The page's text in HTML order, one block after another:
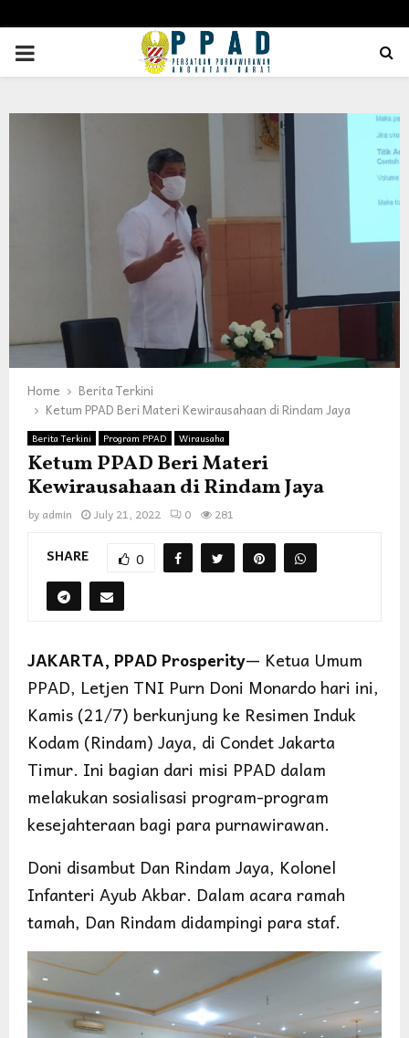
PRIMARY
Home
Berita Terkini
Ketum PPAD Beri Materi Kewirausahaan di Rindam Jaya
Berita Terkini Program PPAD Wirausaha
Ketum PPAD Beri Materi
Kewirausahaan di Rindam Jaya
by admin July 21, 2022 0 281
SHARE 0
JAKARTA, PPAD Prosperity— Ketua Umum
PPAD, Letjen TNI Purn Doni Monardo hari ini,
Kamis (21/7) berkunjung ke Resimen Induk
Kodam (Rindam) Jaya, di Condet Jakarta
Timur. Ini bagian dari misi PPAD dalam
melakukan sosialisasi program-program
kesejahteraan bagi para purnawirawan.
Doni disambut Dan Rindam Jaya, Kolonel
Infanteri Ayub Akbar. Dalam acara ramah
tamah, Dan Rindam didampingi para staf.